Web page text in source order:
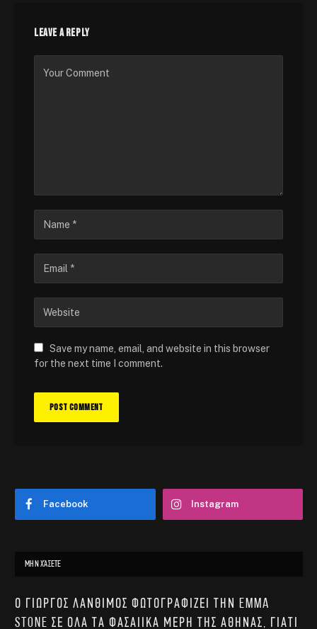
LEAVE A REPLY
Save my name, email, and website in this browser
for the next time I comment.
Facebook Instagram
ΜΗΝ ΧΆΣΕΤΕ
Ο Γιώργος Λάνθιμος φωτογραφίζει την Emma
Stone σε όλα τα φασαίικα μέρη της Αθήνας, γιατί